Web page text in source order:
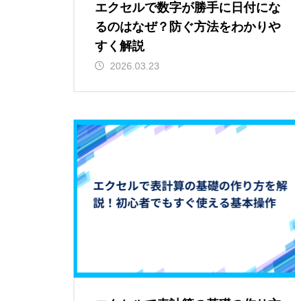
エクセルで数字が勝手に日付にな
るのはなぜ？防ぐ方法をわかりや
すく解説
2026.03.23